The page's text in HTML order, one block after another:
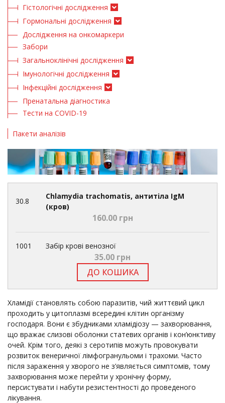
Гістологічні дослідження
Гормональні дослідження
Дослідження на онкомаркери
Забори
Загальноклінічні дослідження
Імунологічні дослідження
Інфекційні дослідження
Пренатальна діагностика
Тести на COVID-19
Пакети аналізів
30.8
Chlamydia trachomatis, антитіла IgM
(кров)
160.00 грн
1001 Забір крові венозної
35.00 грн
ДО КОШИКА
Хламідії становлять собою паразитів, чий життєвий цикл
проходить у цитоплазмі всередині клітин організму
господаря. Вони є збудниками хламідіозу — захворювання,
що вражає слизові оболонки статевих органів і кон’юнктиву
очей. Крім того, деякі з серотипів можуть провокувати
розвиток венеричної лімфогранульоми і трахоми. Часто
після зараження у хворого не з’являється симптомів, тому
захворювання може перейти у хронічну форму,
персистувати і набути резистентності до проведеного
лікування.